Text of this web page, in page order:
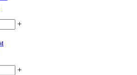
+
+